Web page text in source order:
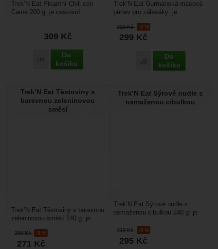
309 Kč
Přidat 'Trek’N Eat Pikantní Chili con Carne' k porovnání
Do
košíku
Trek’N Eat Pikantní Chili con
Carne 200 g: je cestovní
319Kč -6 %
299 Kč
Přidat 'Trek’N Eat
Do
košíku
Trek’N Eat Gurmánská masová
pánev pro zálesáky: je
strava, díky tomu z ní je...
Trek’N Eat Těstoviny s
barevnou zeleninovou
směsí
295Kč -8 %
271 Kč
Trek’N Eat Těstoviny s barevnou
zeleninovou směsí 240 g: je
kdy máte vymražené...
Trek’N Eat Sýrové nudle s
osmaženou cibulkou
319Kč -8 %
295 Kč
Trek’N Eat Sýrové nudle s
osmaženou cibulkou 240 g: je
kdy máte vymražené...